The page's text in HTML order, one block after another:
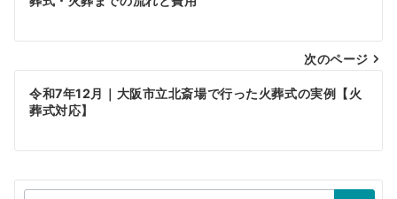
ナ
ビ
ゲ
ー
シ
ョ
次のページ
令和7年12月｜大阪市立北斎場で行った火葬式の実例【火
葬式対応】